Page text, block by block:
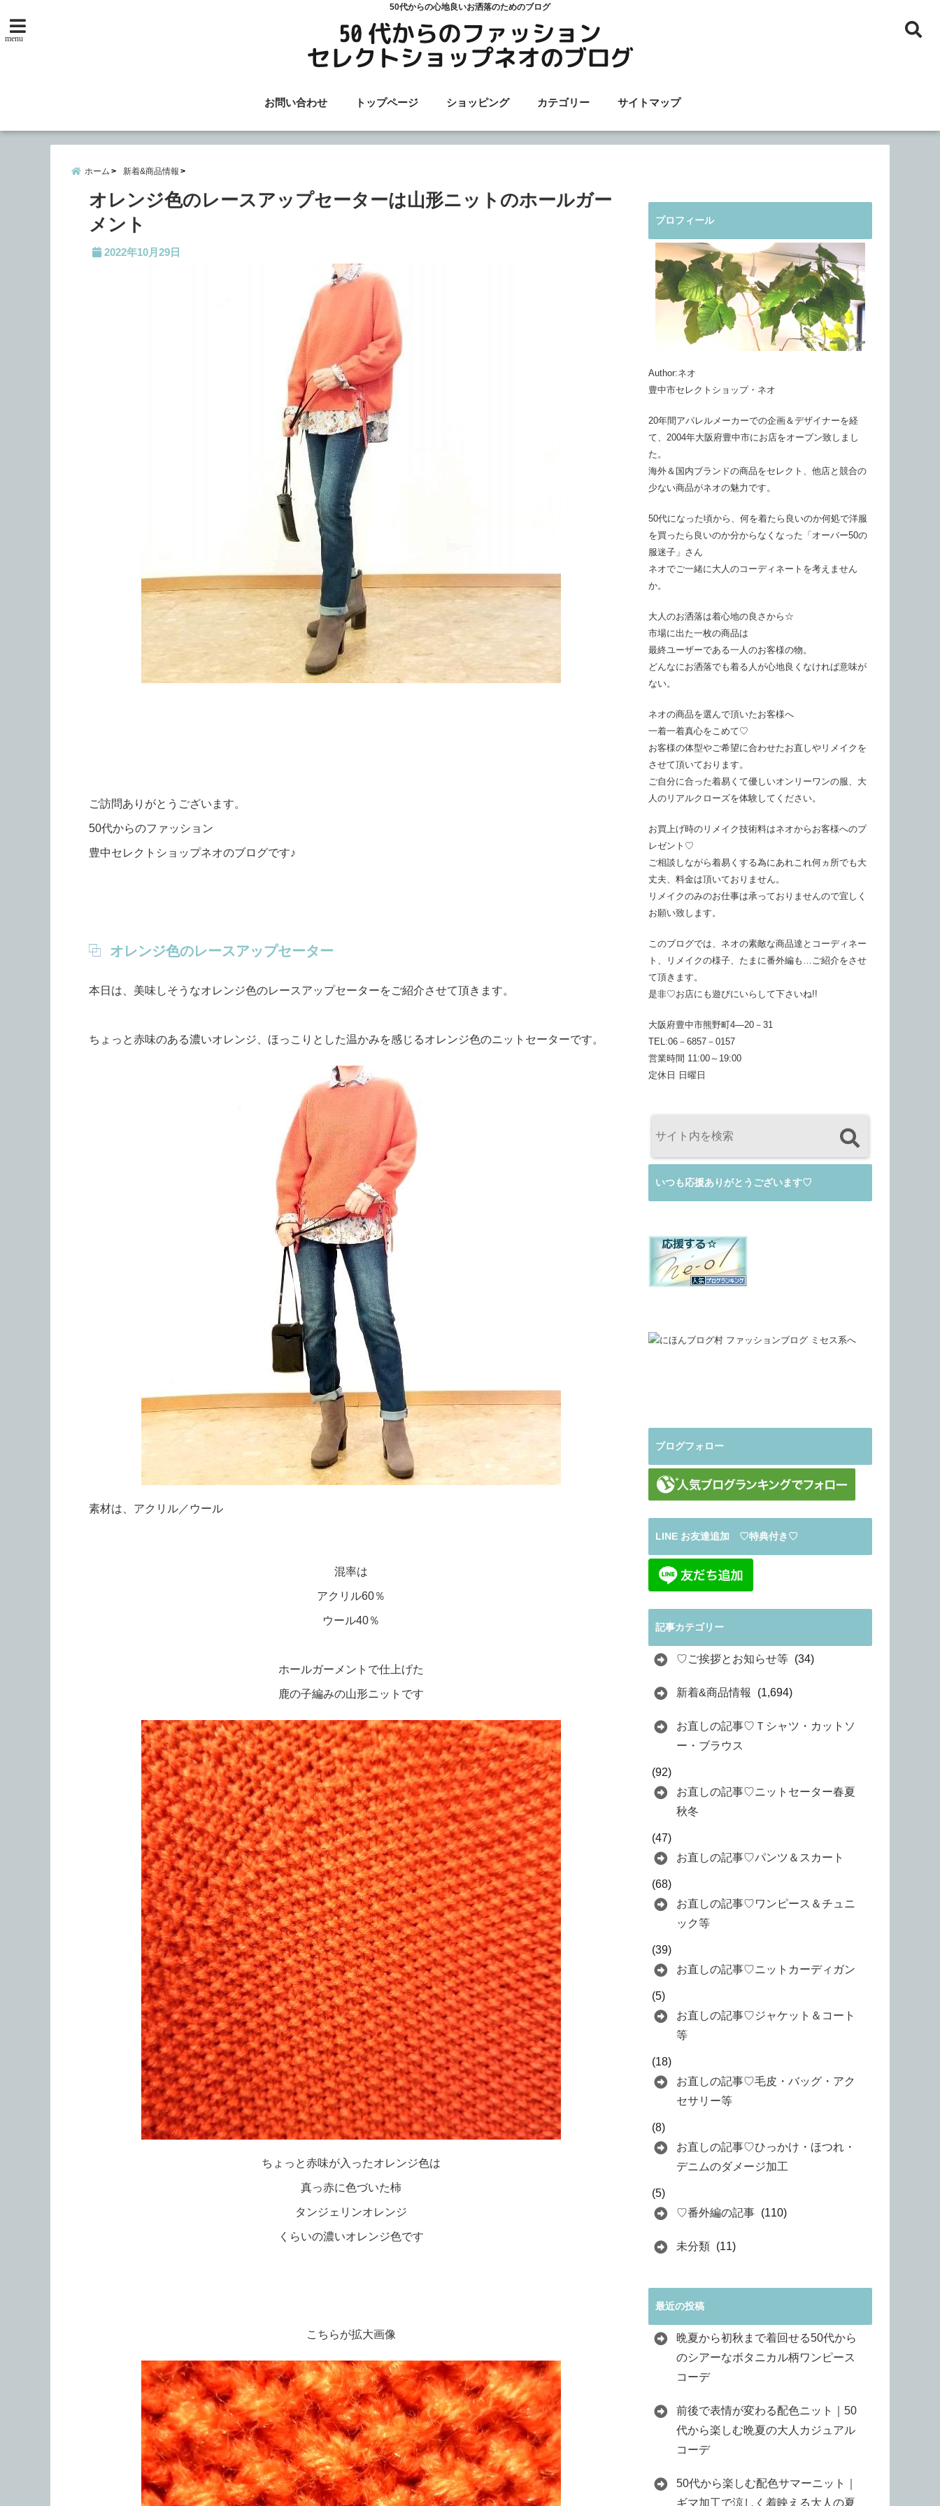
50代からの心地良いお洒落のためのブログ
menu
お問い合わせ トップページ ショッピング カテゴリー サイトマップ
ホーム 新着&商品情報
オレンジ色のレースアップセーターは山形ニットのホールガー
メント
2022年10月29日
ご訪問ありがとうございます。
50代からのファッション
豊中セレクトショップネオのブログです♪
オレンジ色のレースアップセーター
本日は、美味しそうなオレンジ色のレースアップセーターをご紹介させて頂きます。
ちょっと赤味のある濃いオレンジ、ほっこりとした温かみを感じるオレンジ色のニットセーターです。
素材は、アクリル／ウール
混率は
アクリル60％
ウール40％
ホールガーメントで仕上げた
鹿の子編みの山形ニットです
ちょっと赤味が入ったオレンジ色は
真っ赤に色づいた柿
タンジェリンオレンジ
くらいの濃いオレンジ色です
こちらが拡大画像
プロフィール
Author:ネオ
豊中市セレクトショップ・ネオ
20年間アパレルメーカーでの企画＆デザイナーを経
て、2004年大阪府豊中市にお店をオープン致しまし
た。
海外＆国内ブランドの商品をセレクト、他店と競合の
少ない商品がネオの魅力です。
50代になった頃から、何を着たら良いのか何処で洋服
を買ったら良いのか分からなくなった「オーバー50の
服迷子」さん
ネオでご一緒に大人のコーディネートを考えません
か。
大人のお洒落は着心地の良さから☆
市場に出た一枚の商品は
最終ユーザーである一人のお客様の物。
どんなにお洒落でも着る人が心地良くなければ意味が
ない。
ネオの商品を選んで頂いたお客様へ
一着一着真心をこめて♡
お客様の体型やご希望に合わせたお直しやリメイクを
させて頂いております。
ご自分に合った着易くて優しいオンリーワンの服、大
人のリアルクローズを体験してください。
お買上げ時のリメイク技術料はネオからお客様へのプ
レゼント♡
ご相談しながら着易くする為にあれこれ何ヵ所でも大
丈夫、料金は頂いておりません。
リメイクのみのお仕事は承っておりませんので宜しく
お願い致します。
このブログでは、ネオの素敵な商品達とコーディネー
ト、リメイクの様子、たまに番外編も…ご紹介をさせ
て頂きます。
是非♡お店にも遊びにいらして下さいね!!
大阪府豊中市熊野町4―20－31
TEL:06－6857－0157
営業時間 11:00～19:00
定休日 日曜日
いつも応援ありがとうございます♡
ブログフォロー
LINE お友達追加 ♡特典付き♡
記事カテゴリー
♡ご挨拶とお知らせ等 (34)
新着&商品情報 (1,694)
お直しの記事♡Ｔシャツ・カットソ
ー・ブラウス
(92)
お直しの記事♡ニットセーター春夏
秋冬
(47)
お直しの記事♡パンツ＆スカート
(68)
お直しの記事♡ワンピース＆チュニ
ック等
(39)
お直しの記事♡ニットカーディガン
(5)
お直しの記事♡ジャケット＆コート
等
(18)
お直しの記事♡毛皮・バッグ・アク
セサリー等
(8)
お直しの記事♡ひっかけ・ほつれ・
デニムのダメージ加工
(5)
♡番外編の記事 (110)
未分類 (11)
最近の投稿
晩夏から初秋まで着回せる50代から
のシアーなボタニカル柄ワンピース
コーデ
前後で表情が変わる配色ニット｜50
代から楽しむ晩夏の大人カジュアル
コーデ
50代から楽しむ配色サマーニット｜
ギマ加工で涼しく着映える大人の夏